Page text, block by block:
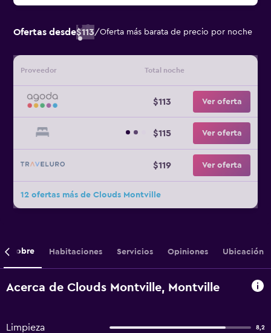
Ofertas desde$113/Oferta más barata de precio por noche
Proveedor Total noche
$113 Ver oferta
$115 Ver oferta
$119 Ver oferta
12 ofertas más de Clouds Montville
Sobre Habitaciones Servicios Opiniones Ubicación
Acerca de Clouds Montville, Montville
Limpieza 8,2